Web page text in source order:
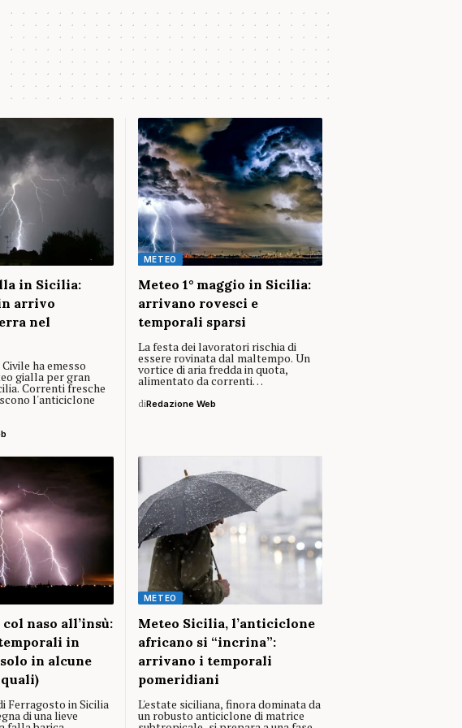
in Sicilia:
arrivo
nel
ha emesso
gialla per gran
Correnti fresche
l'anticiclone
METEO
Meteo 1° maggio in Sicilia:
arrivano rovesci e
temporali sparsi
La festa dei lavoratori rischia di
essere rovinata dal maltempo. Un
vortice di aria fredda in quota,
alimentato da correnti…
diRedazione Web
naso all’insù:
in
in alcune
quali)
Ferragosto in Sicilia
di una lieve
METEO
Meteo Sicilia, l’anticiclone
africano si “incrina”:
arrivano i temporali
pomeridiani
L'estate siciliana, finora dominata da
un robusto anticiclone di matrice